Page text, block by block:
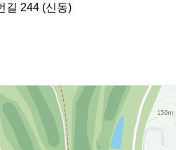
길 244 (신동)